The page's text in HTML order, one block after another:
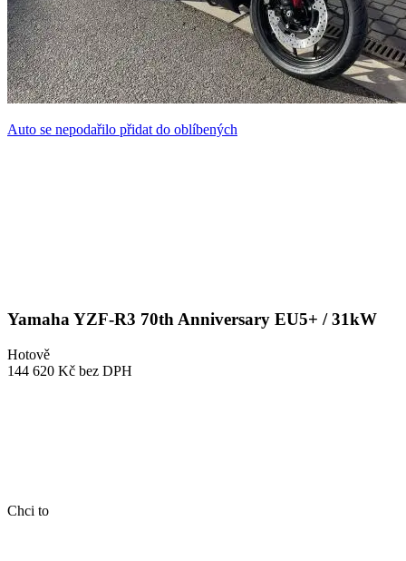
Auto se nepodařilo přidat do oblíbených
Yamaha YZF-R3 70th Anniversary EU5+ / 31kW
Hotově
144 620 Kč bez DPH
Chci to